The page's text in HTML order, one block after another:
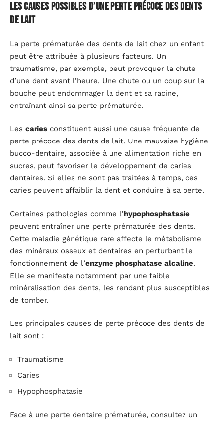
Les causes possibles d’une perte précoce des dents
de lait
La perte prématurée des dents de lait chez un enfant
peut être attribuée à plusieurs facteurs. Un
traumatisme, par exemple, peut provoquer la chute
d’une dent avant l’heure. Une chute ou un coup sur la
bouche peut endommager la dent et sa racine,
entraînant ainsi sa perte prématurée.
Les caries constituent aussi une cause fréquente de
perte précoce des dents de lait. Une mauvaise hygiène
bucco-dentaire, associée à une alimentation riche en
sucres, peut favoriser le développement de caries
dentaires. Si elles ne sont pas traitées à temps, ces
caries peuvent affaiblir la dent et conduire à sa perte.
Certaines pathologies comme l’hypophosphatasie
peuvent entraîner une perte prématurée des dents.
Cette maladie génétique rare affecte le métabolisme
des minéraux osseux et dentaires en perturbant le
fonctionnement de l’enzyme phosphatase alcaline.
Elle se manifeste notamment par une faible
minéralisation des dents, les rendant plus susceptibles
de tomber.
Les principales causes de perte précoce des dents de
lait sont :
Traumatisme
Caries
Hypophosphatasie
Face à une perte dentaire prématurée, consultez un